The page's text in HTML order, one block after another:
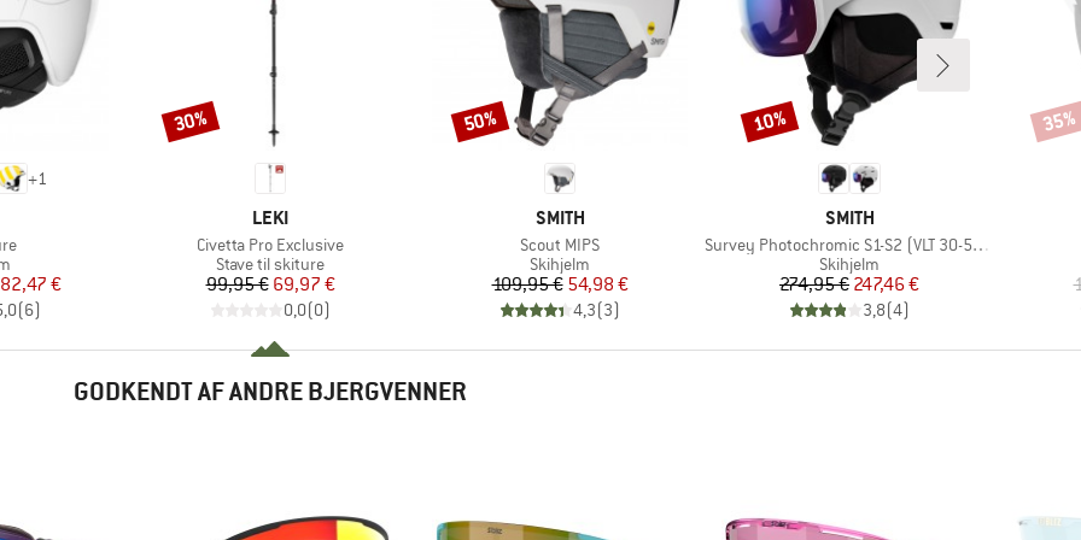
+1
pris
82,47 €
(6)
MÆRKE
LEKI
Artikel
Civetta Pro Exclusive
Produktgruppe
Stave til skiture
Pris
99,95 €Nedsat pris
69,97 €
0,0(0)
Rabat
30%
MÆRKE
SMITH
Artikel
Scout MIPS
Produktgruppe
Skihjelm
Pris
109,95 €Nedsat pris
54,98 €
4,3(3)
Rabat
50%
MÆRKE
SMITH
Artikel
Survey Photochromic S1-S2 (VLT 30-50%)
Produktgruppe
Skihjelm
Pris
274,95 €Nedsat pris
247,46 €
3,8(4)
Rabat
10% Rabat
35%
GODKENDT AF ANDRE BJERGVENNER